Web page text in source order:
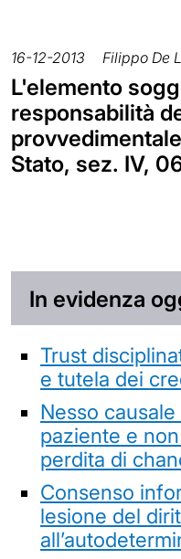
16-12-2013 Filippo De
L'elemento
responsabilità
Stato, sez. IV,
In evidenza
Trust
e tutela dei
Nesso
paziente e
perdita di
Consenso
lesione del